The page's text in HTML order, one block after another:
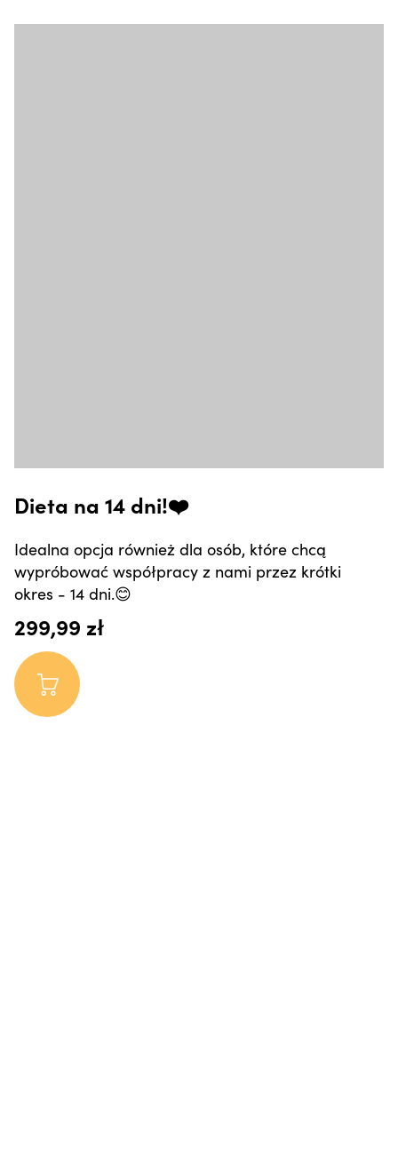
Dieta na 14 dni!❤️
Idealna opcja również dla osób, które chcą
wypróbować współpracy z nami przez krótki
okres - 14 dni.😊
299,99 zł